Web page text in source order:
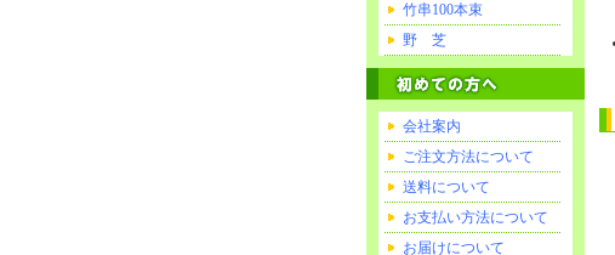
竹串100本束
野 芝
会社案内
ご注文方法について
送料について
お支払い方法について
お届けについて